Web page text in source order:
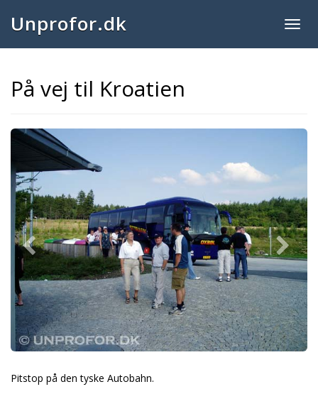
Unprofor.dk
På vej til Kroatien
Previous
Pitstop på den tyske Autobahn.